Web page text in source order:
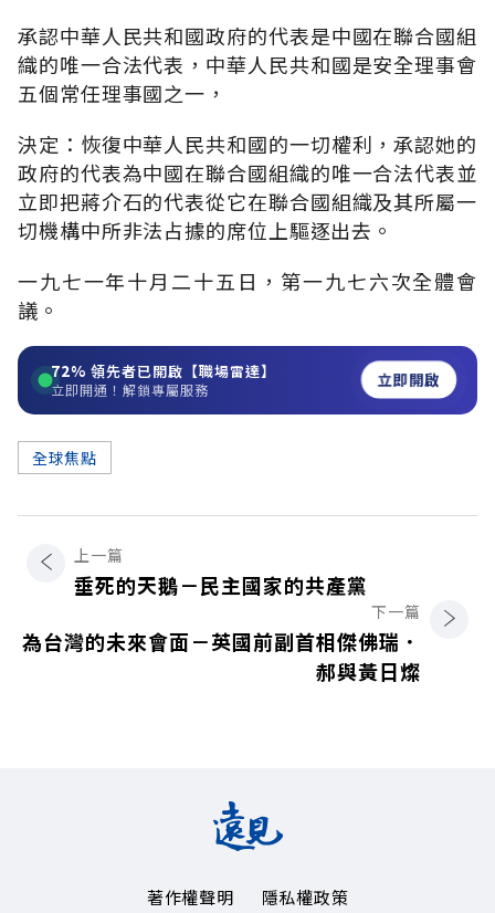
承認中華人民共和國政府的代表是中國在聯合國組
織的唯一合法代表，中華人民共和國是安全理事會
五個常任理事國之一，
決定：恢復中華人民共和國的一切權利，承認她的
政府的代表為中國在聯合國組織的唯一合法代表並
立即把蔣介石的代表從它在聯合國組織及其所屬一
切機構中所非法占據的席位上驅逐出去。
一九七一年十月二十五日，第一九七六次全體會
議。
72% 領先者已開啟【職場雷達】
立即開通！解鎖專屬服務 立即開啟
全球焦點
上一篇
垂死的天鵝－民主國家的共產黨
下一篇
為台灣的未來會面－英國前副首相傑佛瑞．
郝與黃日燦
著作權聲明 隱私權政策